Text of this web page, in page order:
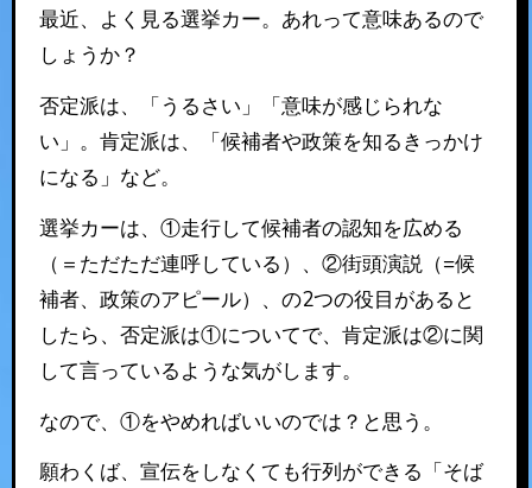
最近、よく見る選挙カー。あれって意味あるので
しょうか？
否定派は、「うるさい」「意味が感じられな
い」。肯定派は、「候補者や政策を知るきっかけ
になる」など。
選挙カーは、①走行して候補者の認知を広める
（＝ただただ連呼している）、②街頭演説（=候
補者、政策のアピール）、の2つの役目があると
したら、否定派は①についてで、肯定派は②に関
して言っているような気がします。
なので、①をやめればいいのでは？と思う。
願わくば、宣伝をしなくても行列ができる「そば